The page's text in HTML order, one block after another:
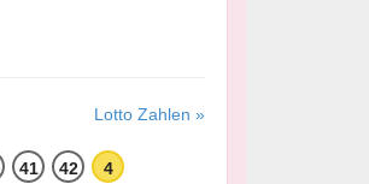
Lotto Zahlen »
41 42 4